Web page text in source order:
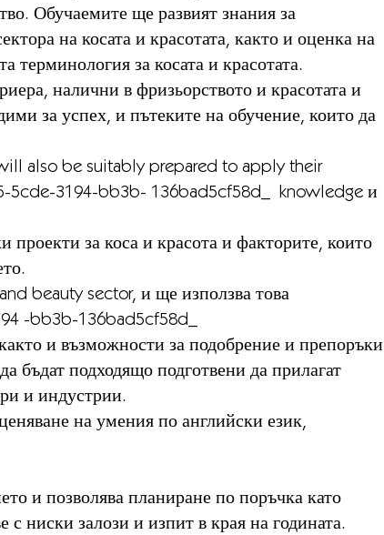
Обучаемите ще развият знания за
на косата и красотата, както и оценка на
терминология за косата и красотата.
налични в фризьорството и красотата и
за успех, и пътеките на обучение, които да
also be suitably prepared to apply their
3194-bb3b- 136bad5cf58d_ knowledge и
проекти за коса и красота и факторите, които
beauty sector, и ще използва това
-bb3b-136bad5cf58d_
и възможности за подобрение и препоръки
бъдат подходящо подготвени да прилагат
и индустрии.
на умения по английски език,
и позволява планиране по поръчка като
ниски залози и изпит в края на годината.